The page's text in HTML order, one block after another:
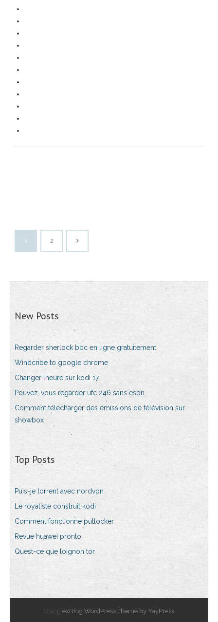
1 2
New Posts
Regarder sherlock bbc en ligne gratuitement
Windcribe to google chrome
Changer lheure sur kodi 17
Pouvez-vous regarder ufc 246 sans espn
Comment télécharger des émissions de télévision sur
showbox
Top Posts
Puis-je torrent avec nordvpn
Le royaliste construit kodi
Comment fonctionne putlocker
Revue huawei pronto
Quest-ce que loignon tor
Using exBlog WordPress Theme by YayPress